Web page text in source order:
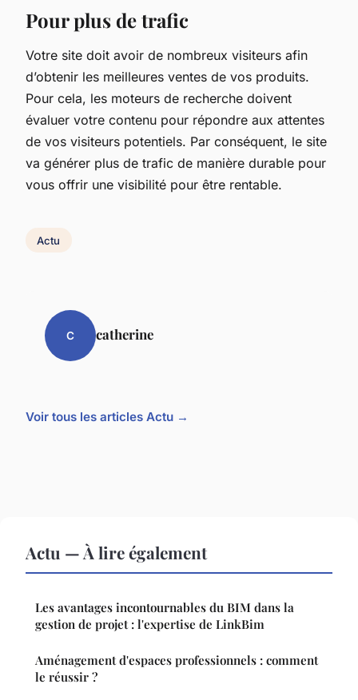
Pour plus de trafic
Votre site doit avoir de nombreux visiteurs afin
d’obtenir les meilleures ventes de vos produits.
Pour cela, les moteurs de recherche doivent
évaluer votre contenu pour répondre aux attentes
de vos visiteurs potentiels. Par conséquent, le site
va générer plus de trafic de manière durable pour
vous offrir une visibilité pour être rentable.
Actu
C catherine
Voir tous les articles Actu →
Actu — À lire également
Les avantages incontournables du BIM dans la
gestion de projet : l'expertise de LinkBim
Aménagement d'espaces professionnels : comment
le réussir ?